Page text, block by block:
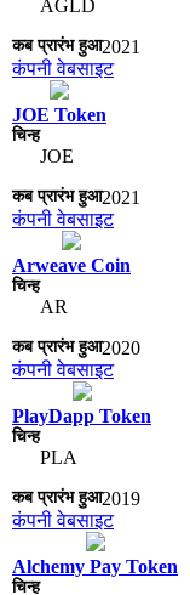
AGLD
2021
कंपनी वेबसाइट
JOE Token
JOE
2021
कंपनी वेबसाइट
Arweave Coin
AR
2020
कंपनी वेबसाइट
PlayDapp Token
PLA
2019
कंपनी वेबसाइट
Alchemy Pay Token